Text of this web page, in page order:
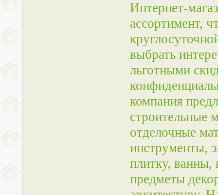
Интернет-
ассортимент,
выбрать
льготными
компания
строительные
отделочные
инструменты,
плитку, ванны,
предметы